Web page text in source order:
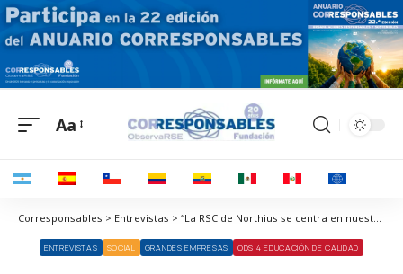
Aa
Corresponsables > Entrevistas > “La RSC de Northius se centra en nuestro equipo, nuestros alumnos, la innovación, el apoyo a la comunidad y el medioambiente”
ENTREVISTAS SOCIAL GRANDES EMPRESAS ODS 4 EDUCACIÓN DE CALIDAD